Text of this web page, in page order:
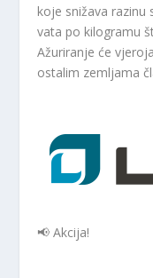
koje snižava razinu
vata po kilogramu
Ažuriranje će
ostalim zemljama
📢 Akcija!